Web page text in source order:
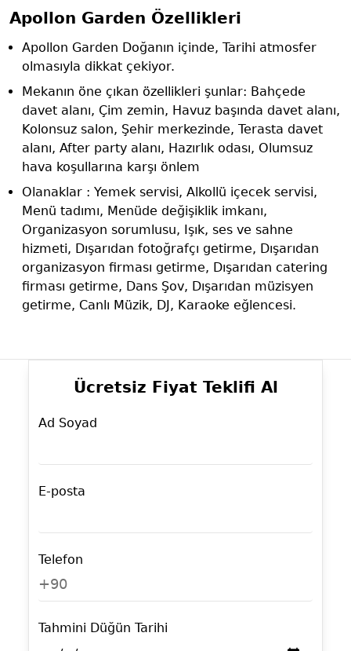
Apollon Garden Özellikleri
Apollon Garden Doğanın içinde, Tarihi atmosfer
olmasıyla dikkat çekiyor.
Mekanın öne çıkan özellikleri şunlar: Bahçede
davet alanı, Çim zemin, Havuz başında davet alanı,
Kolonsuz salon, Şehir merkezinde, Terasta davet
alanı, After party alanı, Hazırlık odası, Olumsuz
hava koşullarına karşı önlem
Olanaklar : Yemek servisi, Alkollü içecek servisi,
Menü tadımı, Menüde değişiklik imkanı,
Organizasyon sorumlusu, Işık, ses ve sahne
hizmeti, Dışarıdan fotoğrafçı getirme, Dışarıdan
organizasyon firması getirme, Dışarıdan catering
firması getirme, Dans Şov, Dışarıdan müzisyen
getirme, Canlı Müzik, DJ, Karaoke eğlencesi.
Ücretsiz Fiyat Teklifi Al
Ad Soyad
E-posta
Telefon
+90
Tahmini Düğün Tarihi